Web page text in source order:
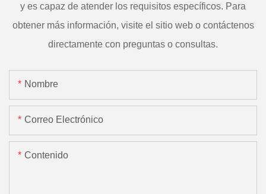
y es capaz de atender los requisitos específicos. Para
obtener más información, visite el sitio web o contáctenos
directamente con preguntas o consultas.
Nombre
Correo Electrónico
Contenido